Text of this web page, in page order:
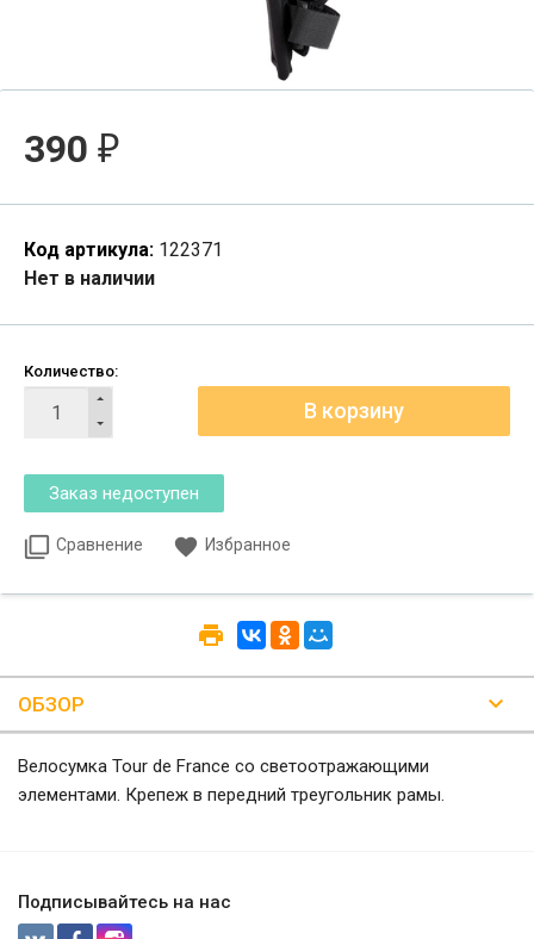
390 ₽
Код артикула: 122371
Нет в наличии
Количество:
Сравнение Избранное
ОБЗОР
Велосумка Tour de France со светоотражающими
элементами. Крепеж в передний треугольник рамы.
Подписывайтесь на нас